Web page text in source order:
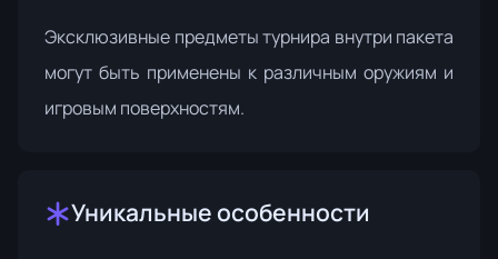
Эксклюзивные предметы турнира внутри пакета
могут быть применены к различным оружиям и
игровым поверхностям.
Уникальные особенности